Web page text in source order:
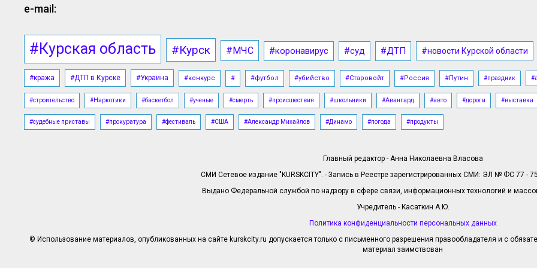
e-mail:
#Курская область #Курск #МЧС #коронавирус #суд #ДТП #новости Курской области
#кража #ДТП в Курске #Украина #конкурс # #футбол #убийство #Старовойт #Россия #Путин #праздник
#строительство #Наркотики #баскетбол #ученые #смерть #происшествия #школьники #Авангард #авто #дороги #выставка
#судебные приставы #прокуратура #фестиваль #США #Александр Михайлов #Динамо #погода #продукты
Главный редактор - Анна Николаевна Власова
СМИ Сетевое издание "KURSKCITY". - Запись в Реестре зарегистрированных СМИ: ЭЛ № ФС 77 -
Выдано Федеральной службой по надзору в сфере связи, информационных технологий и
Учредитель - Касаткин А.Ю.
Политика конфиденциальности персональных данных
© Использование материалов, опубликованных на сайте kurskcity.ru допускается только с письменного разрешения правообладателя и с
материал заимствован